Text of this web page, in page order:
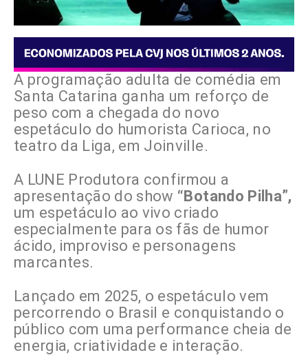
A programação adulta de comédia em
Santa Catarina ganha um reforço de
peso com a chegada do novo
espetáculo do humorista Carioca, no
teatro da Liga, em Joinville.
A LUNE Produtora confirmou a
apresentação do show “Botando Pilha”,
um espetáculo ao vivo criado
especialmente para os fãs de humor
ácido, improviso e personagens
marcantes.
Lançado em 2025, o espetáculo vem
percorrendo o Brasil e conquistando o
público com uma performance cheia de
energia, criatividade e interação.